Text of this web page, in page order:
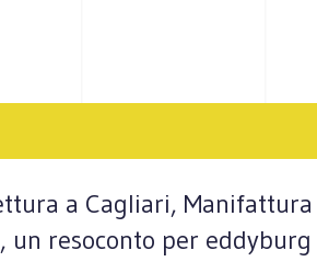
a Cagliari,
un resoconto per eddyburg